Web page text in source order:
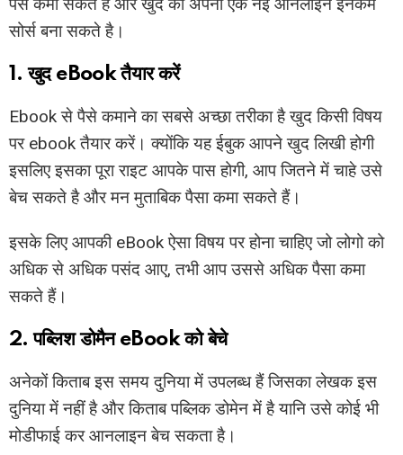
सोर्स बना सकते है।
1. खुद eBook तैयार करें
Ebook से पैसे कमाने का सबसे अच्छा तरीका है खुद किसी विषय
पर ebook तैयार करें। क्योंकि यह ईबुक आपने खुद लिखी होगी
इसलिए इसका पूरा राइट आपके पास होगी, आप जितने में चाहे उसे
बेच सकते है और मन मुताबिक पैसा कमा सकते हैं।
इसके लिए आपकी eBook ऐसा विषय पर होना चाहिए जो लोगो को
अधिक से अधिक पसंद आए, तभी आप उससे अधिक पैसा कमा
सकते हैं।
2. पब्लिश डोमैन eBook को बेचे
अनेकों किताब इस समय दुनिया में उपलब्ध हैं जिसका लेखक इस
दुनिया में नहीं है और किताब पब्लिक डोमेन में है यानि उसे कोई भी
मोडीफाई कर आनलाइन बेच सकता है।